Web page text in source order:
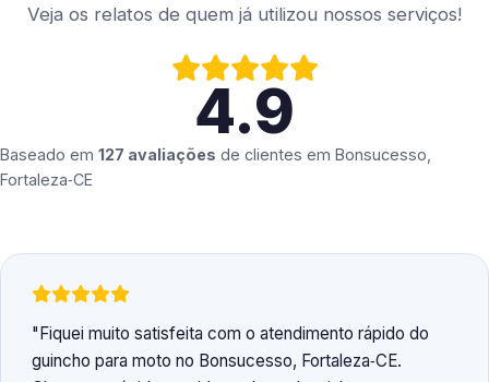
Veja os relatos de quem já utilizou nossos serviços!
4.9
Baseado em 127 avaliações de clientes em Bonsucesso,
Fortaleza‑CE
Fiquei muito satisfeita com o atendimento rápido do
guincho para moto no Bonsucesso, Fortaleza‑CE.